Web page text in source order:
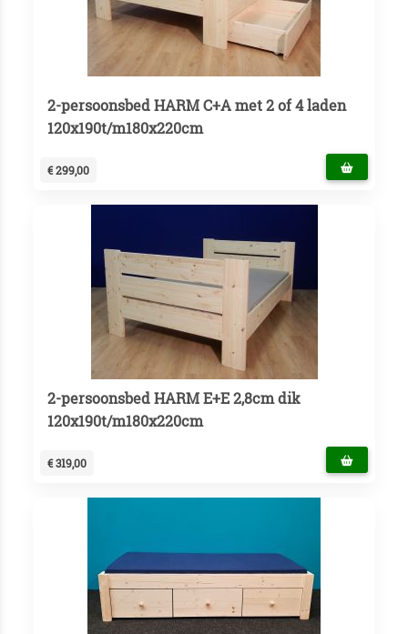
2-persoonsbed HARM C+A met 2 of 4 laden
120x190t/m180x220cm
€ 299,00
2-persoonsbed HARM E+E 2,8cm dik
120x190t/m180x220cm
€ 319,00